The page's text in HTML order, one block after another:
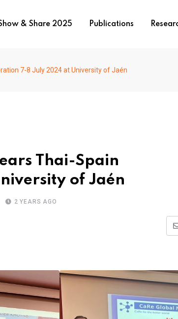
& Share 2025 Publications
7-8 July 2024 at University of Jaén
Thai-Spain
of Jaén
2 YEARS AGO